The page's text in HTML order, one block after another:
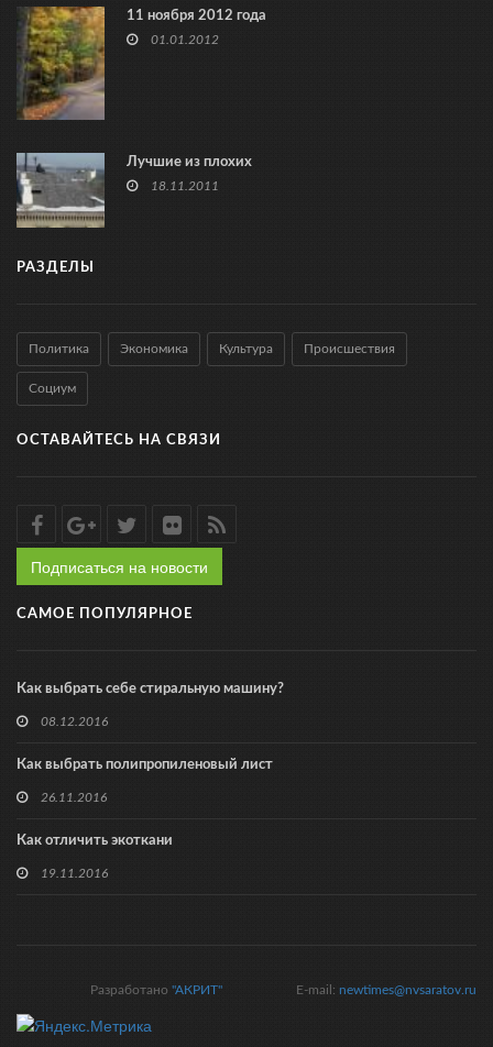
11 ноября 2012 года
01.01.2012
Лучшие из плохих
18.11.2011
РАЗДЕЛЫ
Политика Экономика Культура Происшествия
Социум
ОСТАВАЙТЕСЬ НА СВЯЗИ
Подписаться на новости
САМОЕ ПОПУЛЯРНОЕ
Как выбрать себе стиральную машину?
08.12.2016
Как выбрать полипропиленовый лист
26.11.2016
Как отличить экоткани
19.11.2016
E-mail: newtimes@nvsaratov.ru
Разработано "АКРИТ"